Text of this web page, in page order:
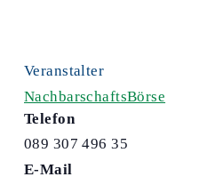
Veranstalter
NachbarschaftsBörse
Telefon
089 307 496 35
E-Mail